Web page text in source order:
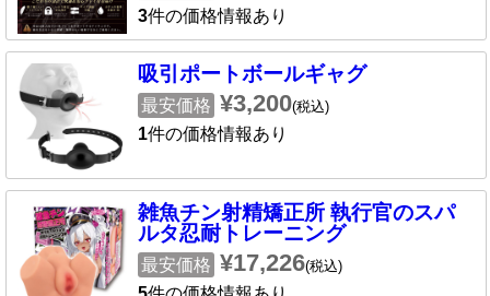
3件の価格情報あり
吸引ポートボールギャグ
最安価格 ¥3,200(税込)
1件の価格情報あり
雑魚チン射精矯正所 執行官のスパ
ルタ忍耐トレーニング
最安価格 ¥17,226(税込)